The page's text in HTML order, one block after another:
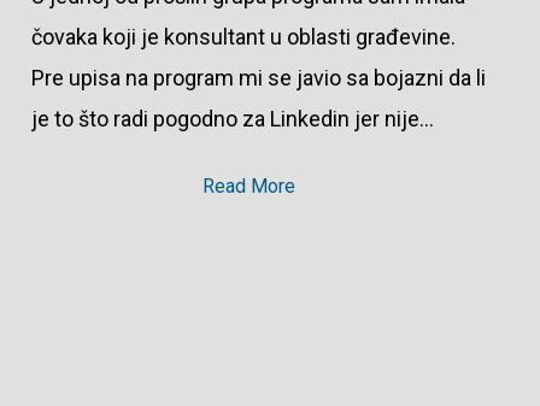
čovaka koji je konsultant u oblasti građevine.
Pre upisa na program mi se javio sa bojazni da li
je to što radi pogodno za Linkedin jer nije…
Read More